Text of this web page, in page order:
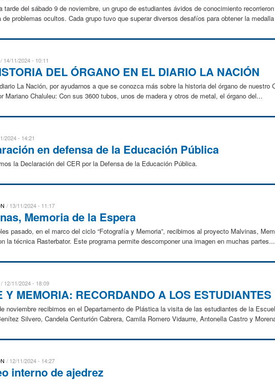
tarde del sábado 9 de noviembre, un grupo de estudiantes ávidos de conocimiento
de problemas ocultos. Cada grupo tuvo que superar diversos desafíos para obtener la
14/11/2024 - 10:11
DEL ÓRGANO EN EL DIARIO LA NACIÓN
La Nación, por ayudarnos a que se conozca más sobre la historia del órgano de
Mariano Chaluleu: Con sus 3600 tubos, unos de madera y otros de metal, el órgano del...
2024 - 14:21
en defensa de la Educación Pública
la Declaración del CER por la Defensa de la Educación Pública.
13/11/2024 - 11:17
Memoria de la Espera
pasado, en el marco del ciclo “Fotografía y Memoria”, recibimos al proyecto Malvinas,
la técnica Rasterbator. Este programa permite descomponer una imagen en muchas partes...
12/11/2024 - 18:09
Y MEMORIA: RECORDANDO A LOS
noviembre recibimos en el Departamento de Plástica la visita de las estudiantes de la
Silvero, Candela Centurión Cabrera, Camila Romero Vidaurre, Antonella Castro y
12/11/2024 - 14:27
interno de ajedrez